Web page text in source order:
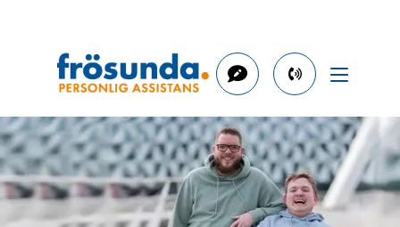
phone
08-
505
231
00